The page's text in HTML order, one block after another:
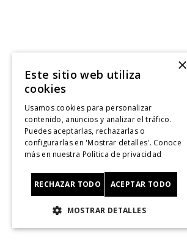
×
Este sitio web utiliza
cookies
Usamos cookies para personalizar
contenido, anuncios y analizar el tráfico.
Puedes aceptarlas, rechazarlas o
configurarlas en 'Mostrar detalles'. Conoce
más en nuestra Política de privacidad
ACEPTAR TODO
RECHAZAR TODO
MOSTRAR DETALLES